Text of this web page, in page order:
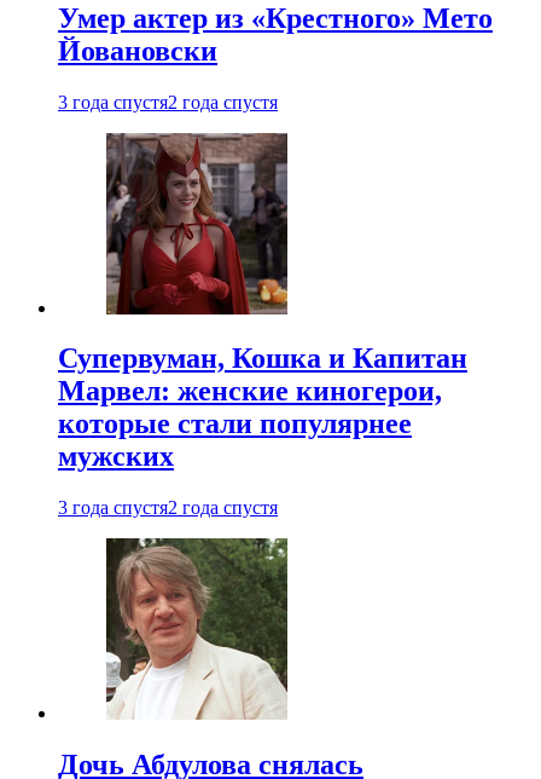
Умер актер из «Крестного» Мето
Йовановски
3 года спустя2 года спустя
Супервуман, Кошка и Капитан
Марвел: женские киногерои,
которые стали популярнее
мужских
3 года спустя2 года спустя
Дочь Абдулова снялась